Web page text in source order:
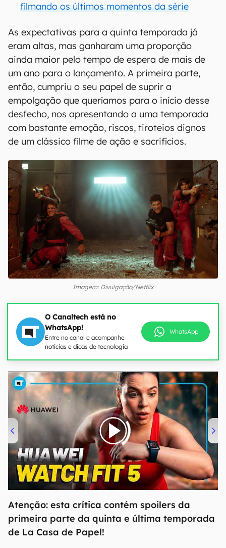
filmando os últimos momentos da série
As expectativas para a quinta temporada já
eram altas, mas ganharam uma proporção
ainda maior pelo tempo de espera de mais de
um ano para o lançamento. A primeira parte,
então, cumpriu o seu papel de suprir a
empolgação que queríamos para o início desse
desfecho, nos apresentando a uma temporada
com bastante emoção, riscos, tiroteios dignos
de um clássico filme de ação e sacrifícios.
Imagem: Divulgação/Netflix
O Canaltech está no
WhatsApp!
Entre no canal e acompanhe
notícias e dicas de tecnologia
WhatsApp
00:00/04:51
Atenção: esta crítica contém spoilers da
primeira parte da quinta e última temporada
de La Casa de Papel!